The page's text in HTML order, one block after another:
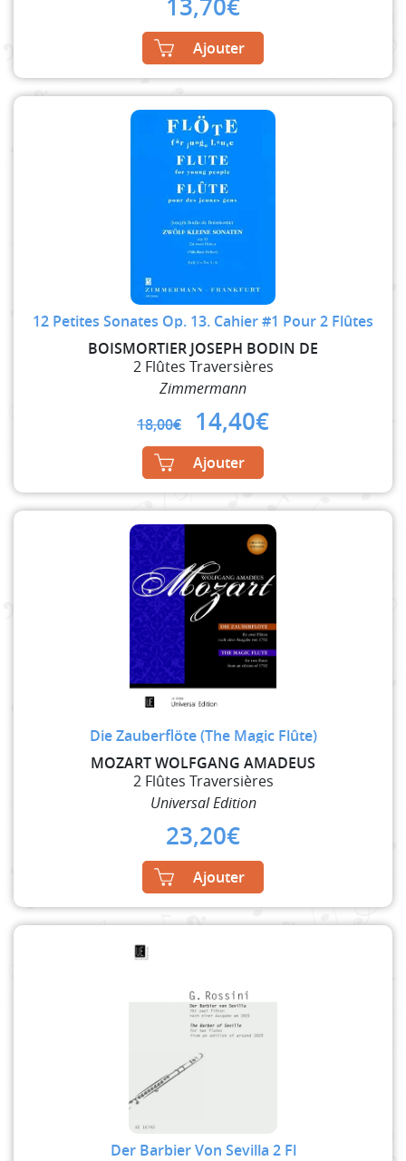
13,70€
Ajouter
12 Petites Sonates Op. 13. Cahier #1 Pour 2 Flûtes
BOISMORTIER JOSEPH BODIN DE
2 Flûtes Traversières
Zimmermann
18,00€ Original
price
was:
18,00€.
14,40€Current
14,40€.
Ajouter
Die Zauberflöte (The Magic Flûte)
MOZART WOLFGANG AMADEUS
2 Flûtes Traversières
Universal Edition
23,20€
Ajouter
Der Barbier Von Sevilla 2 Fl